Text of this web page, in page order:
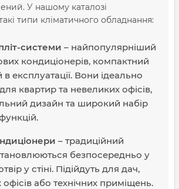
У нашому каталозі
типи кліматичного обладнання:
системи – найпопулярніший
кондиціонерів, компактний
в експлуатації. Вони ідеально
квартир та невеликих офісів,
дизайн та широкий набір
– традиційний
безпосередньо у
у стіні. Підійдуть для дач,
або технічних приміщень.